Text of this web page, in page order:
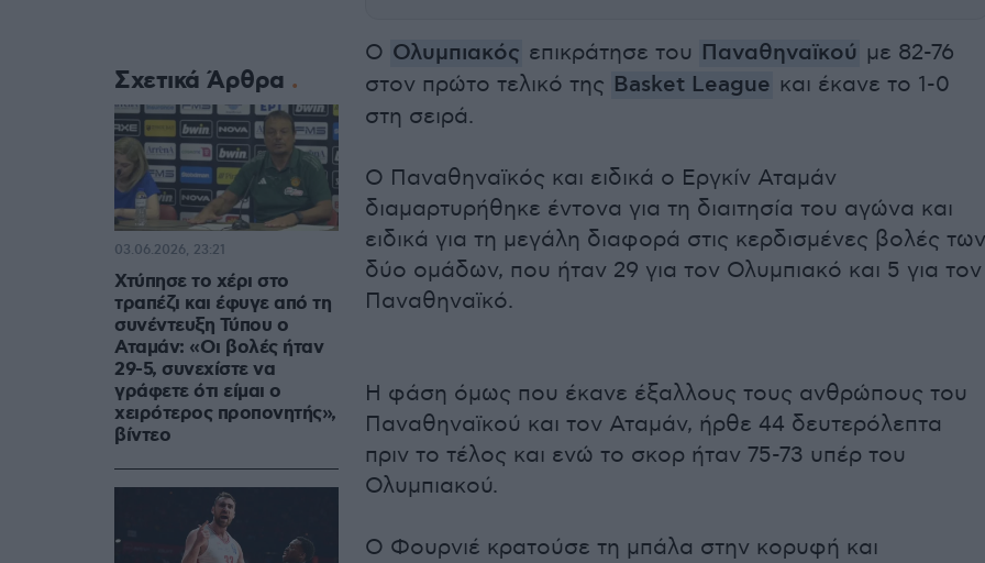
Ο Ολυμπιακός επικράτησε του Παναθηναϊκού με 82-76
στον πρώτο τελικό της Basket League και έκανε το 1-0
στη σειρά.
Ο Παναθηναϊκός και ειδικά ο Εργκίν Αταμάν
διαμαρτυρήθηκε έντονα για τη διαιτησία του αγώνα και
ειδικά για τη μεγάλη διαφορά στις κερδισμένες βολές των
δύο ομάδων, που ήταν 29 για τον Ολυμπιακό και 5 για τον
Παναθηναϊκό.
Η φάση όμως που έκανε έξαλλους τους ανθρώπους του
Παναθηναϊκού και τον Αταμάν, ήρθε 44 δευτερόλεπτα
πριν το τέλος και ενώ το σκορ ήταν 75-73 υπέρ του
Ολυμπιακού.
Ο Φουρνιέ κρατούσε τη μπάλα στην κορυφή και
Σχετικά Άρθρα
Χτύπησε το χέρι στο
τραπέζι και έφυγε από τη
συνέντευξη Τύπου ο
Αταμάν: «Οι βολές ήταν
29-5, συνεχίστε να
γράφετε ότι είμαι ο
χειρότερος προπονητής»,
βίντεο
03.06.2026, 23:21